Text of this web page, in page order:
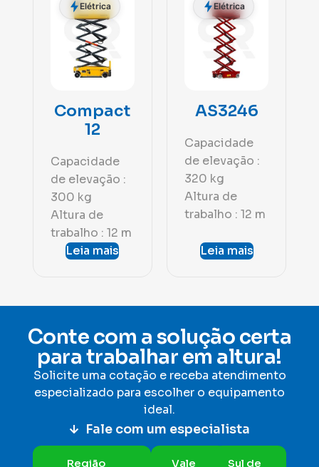
Elétrica
Compact
12
Capacidade
de elevação :
300 kg
Altura de
trabalho : 12 m
Leia mais
Elétrica
AS3246
Capacidade
de elevação :
320 kg
Altura de
trabalho : 12 m
Leia mais
Conte com a solução certa
para trabalhar em altura!
Solicite uma cotação e receba atendimento
especializado para escolher o equipamento
ideal.
Fale com um especialista
Região Vale Sul de